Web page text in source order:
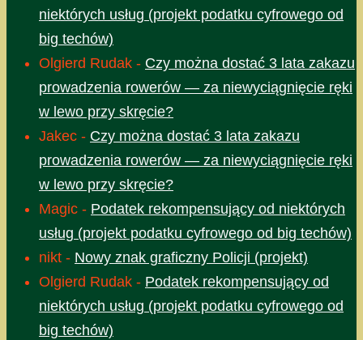
niektórych usług (projekt podatku cyfrowego od
big techów)
Olgierd Rudak - Czy można dostać 3 lata zakazu
prowadzenia rowerów — za niewyciągnięcie ręki
w lewo przy skręcie?
Jakec - Czy można dostać 3 lata zakazu
prowadzenia rowerów — za niewyciągnięcie ręki
w lewo przy skręcie?
Magic - Podatek rekompensujący od niektórych
usług (projekt podatku cyfrowego od big techów)
nikt - Nowy znak graficzny Policji (projekt)
Olgierd Rudak - Podatek rekompensujący od
niektórych usług (projekt podatku cyfrowego od
big techów)